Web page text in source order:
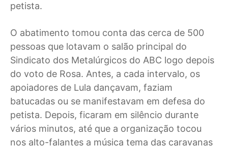
petista.
O abatimento tomou conta das cerca de 500
pessoas que lotavam o salão principal do
Sindicato dos Metalúrgicos do ABC logo depois
do voto de Rosa. Antes, a cada intervalo, os
apoiadores de Lula dançavam, faziam
batucadas ou se manifestavam em defesa do
petista. Depois, ficaram em silêncio durante
vários minutos, até que a organização tocou
nos alto-falantes a música tema das caravanas